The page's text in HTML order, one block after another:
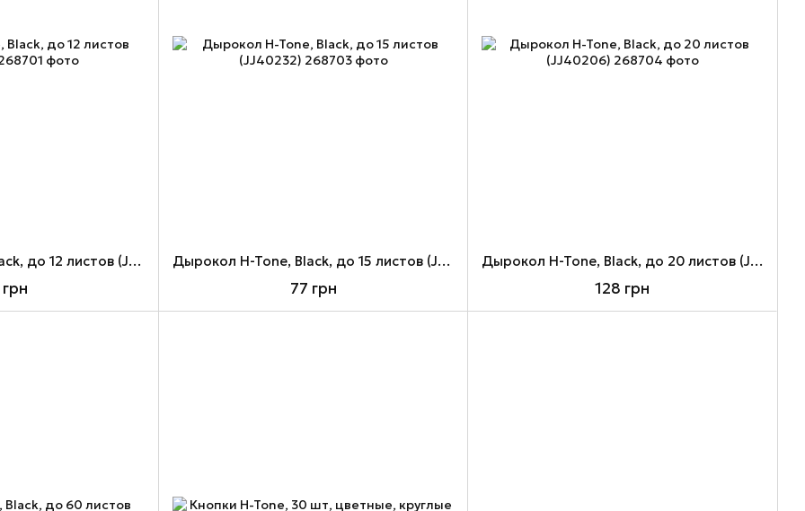
Дырокол H-Tone, Black, до 12 листов (JJ40204) Дырокол H-Tone, Black, до 15 листов (JJ40232)
77 грн
Дырокол H-Tone, Black, до 20 листов (JJ40206)
128 грн